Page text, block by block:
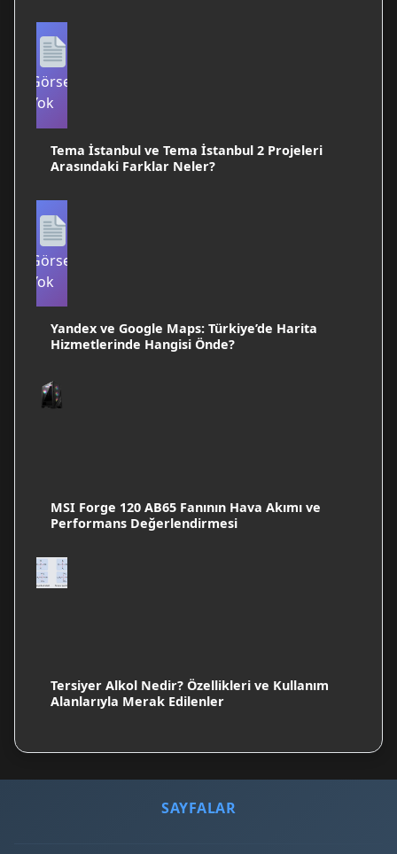
Görsel
Yok
Tema İstanbul ve Tema İstanbul 2 Projeleri
Arasındaki Farklar Neler?
Görsel
Yok
Yandex ve Google Maps: Türkiye’de Harita
Hizmetlerinde Hangisi Önde?
MSI Forge 120 AB65 Fanının Hava Akımı ve
Performans Değerlendirmesi
Tersiyer Alkol Nedir? Özellikleri ve Kullanım
Alanlarıyla Merak Edilenler
SAYFALAR